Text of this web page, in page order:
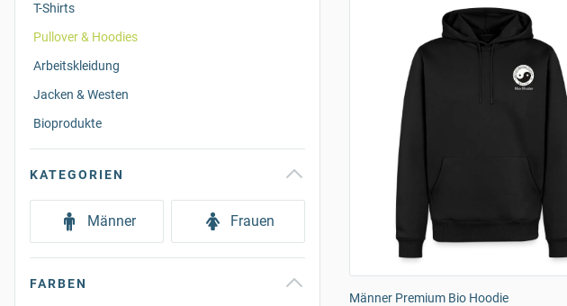
T-Shirts
Pullover & Hoodies
Arbeitskleidung
Jacken & Westen
Bioprodukte
KATEGORIEN
Männer Frauen
FARBEN
Männer Premium Bio Hoodie